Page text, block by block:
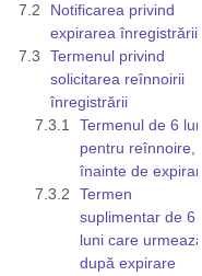
Notificarea privind
expirarea înregistrării
Termenul privind
solicitarea reînnoirii
înregistrării
Termenul de 6 luni
pentru reînnoire,
înainte de expirare
Termen
suplimentar de 6
luni care urmează
după expirare